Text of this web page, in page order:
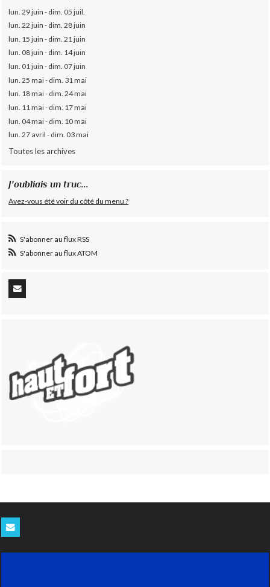
lun. 29 juin - dim. 05 juil.
lun. 22 juin - dim. 28 juin
lun. 15 juin - dim. 21 juin
lun. 08 juin - dim. 14 juin
lun. 01 juin - dim. 07 juin
lun. 25 mai - dim. 31 mai
lun. 18 mai - dim. 24 mai
lun. 11 mai - dim. 17 mai
lun. 04 mai - dim. 10 mai
lun. 27 avril - dim. 03 mai
Toutes les archives
J'oubliais un truc...
Avez-vous été voir du côté du menu ?
S'abonner au flux RSS
S'abonner au flux ATOM